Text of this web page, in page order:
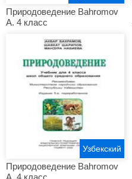
Природоведение Bahromov
A. 4 класс
Природоведение Bahromov
A. 4 класс
Узбекский